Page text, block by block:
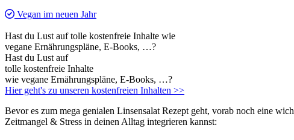
Vegan im neuen Jahr
Hast du Lust auf tolle kostenfreie Inhalte wie
vegane Ernährungspläne, E-Books, …?
Hast du Lust auf
tolle kostenfreie Inhalte
wie vegane Ernährungspläne, E-Books, …?
Hier geht's zu unseren kostenfreien Inhalten >>
Bevor es zum mega genialen Linsensalat Rezept geht, vorab noch eine
Zeitmangel & Stress in deinen Alltag integrieren kannst: